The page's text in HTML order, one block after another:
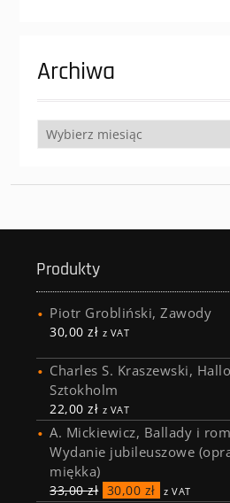
Archiwa
Archiwa
Produkty
Piotr Grobliński, Zawody
30,00zł z VAT
Charles S. Kraszewski, Hallo
Sztokholm
22,00zł z VAT
A. Mickiewicz, Ballady i
Wydanie jubileuszowe
miękka)
33,00zł 30,00 zł z VAT